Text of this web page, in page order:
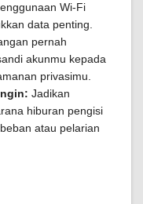
Wi-Fi
data penting.
pernah
akunmu kepada
privasimu.
Jadikan
hiburan pengisi
atau pelarian